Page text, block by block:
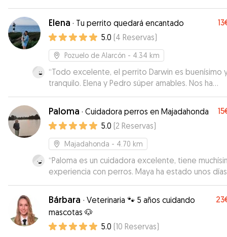
todo momento a estado en contacto y Max no
haber estado mejor cuidado si buscas que tú
esté como en casa Pablo es tu cuidado
Elena · Tu perrito quedará encantado
5.0 (4 Reservas)
Pozuelo de Alarcón - 4.34 km
“Todo excelente, el perrito Darwin es buenísimo
tranquilo. Elena y Pedro súper amables. Nos ha
sorprendido que Mickey se sintió con ellos como
casa, nos mandaron una foto con él durmiendo
tranquilo panza arriba junto a Darwin. ¡No es
que duerma cuando no está en casa y menos boca
arriba!😄 Repetiremos siempre que podamos.
Paloma · Cuidadora perros en Majadahonda
5.0 (2 Reservas)
Majadahonda - 4.70 km
“Paloma es un cuidadora excelente, tiene
experiencia con perros. Maya ha estado unos
ella y ha estado encantada, como en casa.
mantiene informado en todo momento,
vídeos y fotos. He estado muy tranquilo y sin
volveré a contar con ella cuando sea necesario. La
recomiendo 100%.”
Bárbara · Veterinaria 🐾 5 años cuidando
mascotas 🐶
5.0 (10 Reservas)